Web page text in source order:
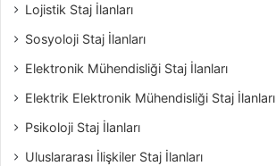
Lojistik Staj İlanları
Sosyoloji Staj İlanları
Elektronik Mühendisliği Staj İlanları
Elektrik Elektronik Mühendisliği Staj İlanları
Psikoloji Staj İlanları
Uluslararası İlişkiler Staj İlanları